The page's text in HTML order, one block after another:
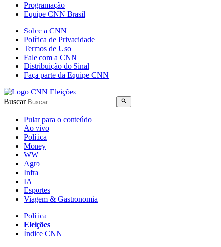
Programação
Equipe CNN Brasil
Sobre a CNN
Política de Privacidade
Termos de Uso
Fale com a CNN
Distribuição do Sinal
Faça parte da Equipe CNN
Buscar
Pular para o conteúdo
Ao vivo
Política
Money
WW
Agro
Infra
IA
Esportes
Viagem & Gastronomia
Política
Eleições
Índice CNN